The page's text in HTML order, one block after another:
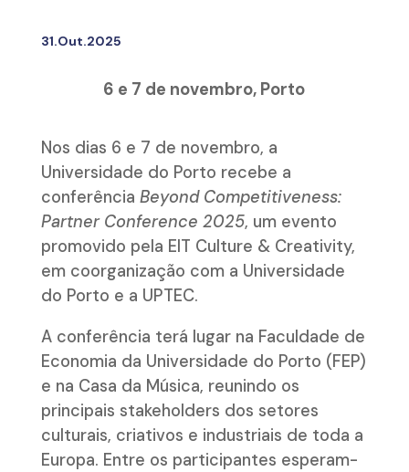
31.Out.2025
6 e 7 de novembro, Porto
Nos dias 6 e 7 de novembro, a
Universidade do Porto recebe a
conferência Beyond Competitiveness:
Partner Conference 2025, um evento
promovido pela EIT Culture & Creativity,
em coorganização com a Universidade
do Porto e a UPTEC.
A conferência terá lugar na Faculdade de
Economia da Universidade do Porto (FEP)
e na Casa da Música, reunindo os
principais stakeholders dos setores
culturais, criativos e industriais de toda a
Europa. Entre os participantes esperam-